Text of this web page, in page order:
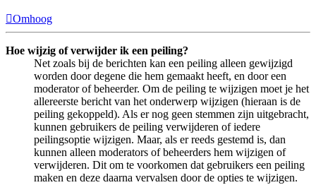
Omhoog
Hoe wijzig of verwijder ik een peiling?
Net zoals bij de berichten kan een peiling alleen gewijzigd
worden door degene die hem gemaakt heeft, en door een
moderator of beheerder. Om de peiling te wijzigen moet je het
allereerste bericht van het onderwerp wijzigen (hieraan is de
peiling gekoppeld). Als er nog geen stemmen zijn uitgebracht,
kunnen gebruikers de peiling verwijderen of iedere
peilingsoptie wijzigen. Maar, als er reeds gestemd is, dan
kunnen alleen moderators of beheerders hem wijzigen of
verwijderen. Dit om te voorkomen dat gebruikers een peiling
maken en deze daarna vervalsen door de opties te wijzigen.